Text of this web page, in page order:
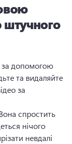
за допомогою
та видаляйте
за
спростить
нічого
невдалі